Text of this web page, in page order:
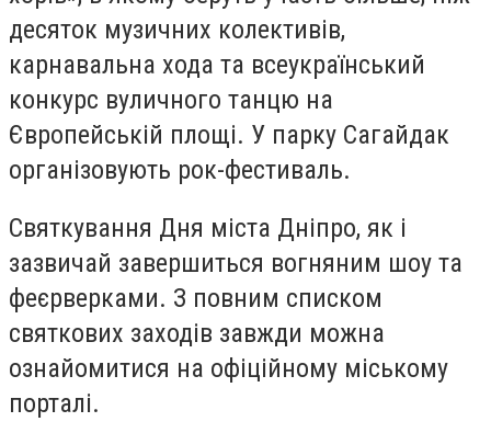
десяток музичних колективів,
карнавальна хода та всеукраїнський
конкурс вуличного танцю на
Європейській площі. У парку Сагайдак
організовують рок-фестиваль.
Святкування Дня міста Дніпро, як і
зазвичай завершиться вогняним шоу та
феєрверками. З повним списком
святкових заходів завжди можна
ознайомитися на офіційному міському
порталі.